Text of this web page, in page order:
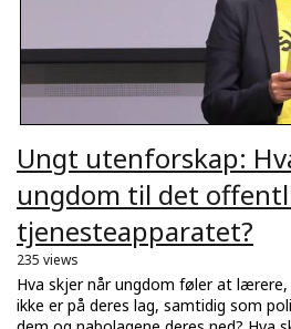
Ungt utenforskap:
ungdom til det
tjenesteapparatet?
235 views
Hva skjer når ungdom føler at
ikke er på deres lag, samtidig som